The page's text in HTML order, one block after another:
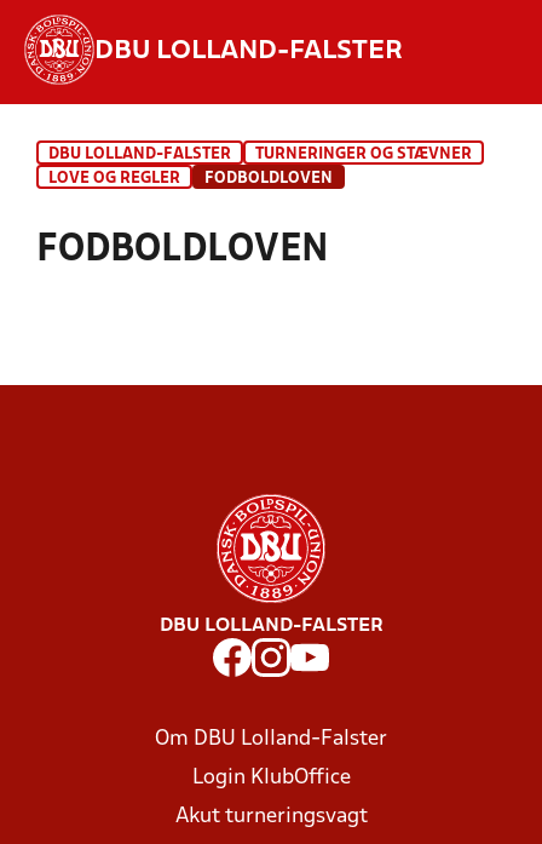
DBU LOLLAND-FALSTER
INDHOLD OG NYHEDER
HOLD
DBU LOLLAND-FALSTER
TURNERINGER OG STÆVNER
LOVE OG REGLER
FODBOLDLOVEN
FODBOLDLOVEN
DBU LOLLAND-FALSTER
Om DBU Lolland-Falster
Login KlubOffice
Akut turneringsvagt